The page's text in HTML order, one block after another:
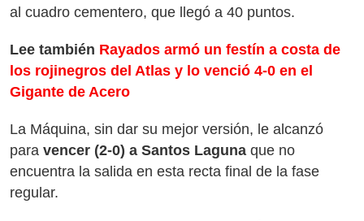
al cuadro cementero, que llegó a 40 puntos.
Lee también Rayados armó un festín a costa de
los rojinegros del Atlas y lo venció 4-0 en el
Gigante de Acero
La Máquina, sin dar su mejor versión, le alcanzó
para vencer (2-0) a Santos Laguna que no
encuentra la salida en esta recta final de la fase
regular.